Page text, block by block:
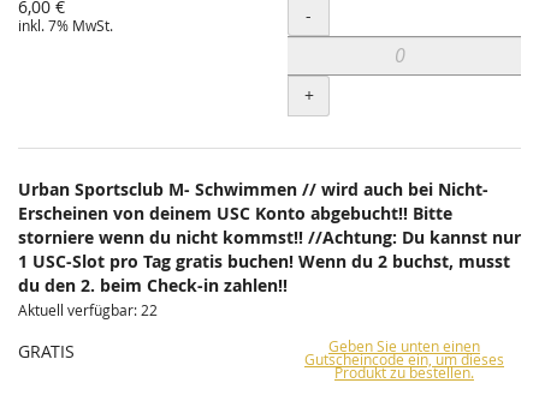
6,00 €
inkl. 7% MwSt. Menge
-
+
Urban Sportsclub M- Schwimmen // wird auch bei Nicht-
Erscheinen von deinem USC Konto abgebucht!! Bitte
storniere wenn du nicht kommst!! //Achtung: Du kannst nur
1 USC-Slot pro Tag gratis buchen! Wenn du 2 buchst, musst
du den 2. beim Check-in zahlen!!
Aktuell verfügbar: 22
GRATIS Geben Sie unten einen
Gutscheincode ein, um dieses
Produkt zu bestellen.